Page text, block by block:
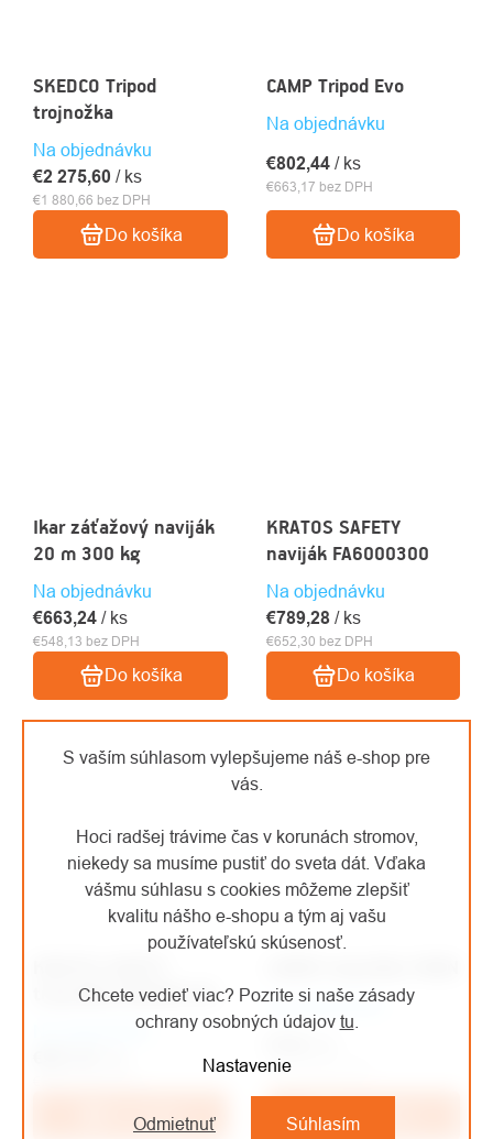
S vaším súhlasom vylepšujeme náš e-shop pre
vás.
Hoci radšej trávime čas v korunách stromov,
niekedy sa musíme pustiť do sveta dát. Vďaka
vášmu súhlasu s cookies môžeme zlepšiť
kvalitu nášho e-shopu a tým aj vašu
používateľskú skúsenosť.
Chcete vedieť viac? Pozrite si naše zásady
ochrany osobných údajov tu
Nastavenie
Odmietnuť Súhlasím
SKEDCO Tripod
trojnožka
Na objednávku
€1 880,66 bez DPH
€2 275,60 / ks
Do košíka
CAMP Tripod Evo
Na objednávku
€663,17 bez DPH
€802,44 / ks
Do košíka
Ikar záťažový naviják
20 m 300 kg
Na objednávku
€548,13 bez DPH
€663,24 / ks
Do košíka
KRATOS SAFETY
naviják FA6000300
Na objednávku
€652,30 bez DPH
€789,28 / ks
Do košíka
trojnožka FA6000100
Na objednávku
Do košíka
Na objednávku
€614,88 bez DPH
Do košíka